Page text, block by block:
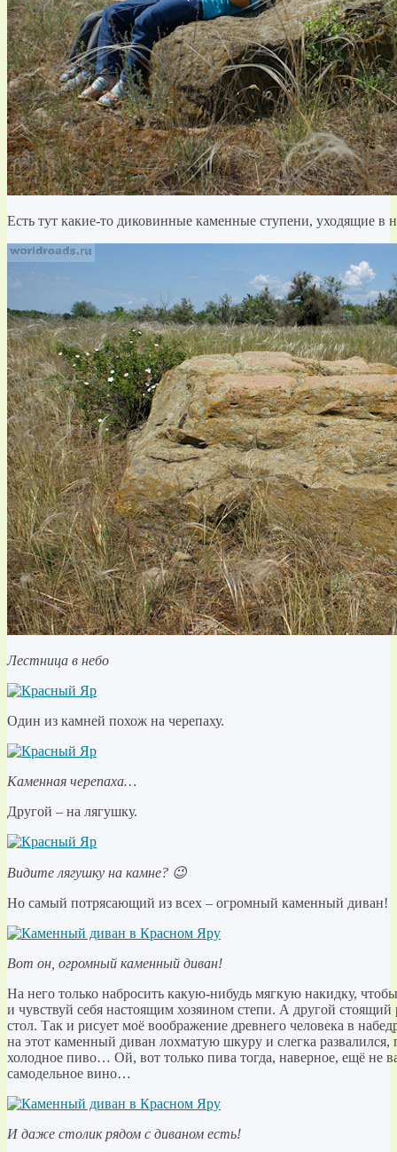
Есть тут какие-то диковинные каменные ступени, уходящие в
Лестница в небо
Один из камней похож на черепаху.
Каменная черепаха…
Другой – на лягушку.
Видите лягушку на камне? 😉
Но самый потрясающий из всех – огромный каменный диван!
Вот он, огромный каменный диван!
На него только набросить какую-нибудь мягкую накидку,
и чувствуй себя настоящим хозяином степи. А другой
стол. Так и рисует моё воображение древнего человека в
на этот каменный диван лохматую шкуру и слегка
холодное пиво… Ой, вот только пива тогда, наверное, ещё не
самодельное вино…
И даже столик рядом с диваном есть!